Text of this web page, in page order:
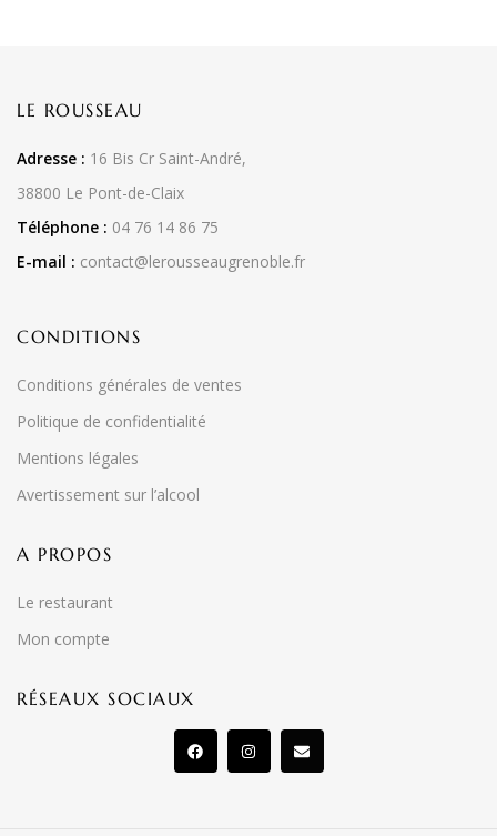
LE ROUSSEAU
Adresse : 16 Bis Cr Saint-André,
38800 Le Pont-de-Claix
Téléphone : 04 76 14 86 75
E-mail : contact@lerousseaugrenoble.fr
CONDITIONS
Conditions générales de ventes
Politique de confidentialité
Mentions légales
Avertissement sur l’alcool
A PROPOS
Le restaurant
Mon compte
RÉSEAUX SOCIAUX